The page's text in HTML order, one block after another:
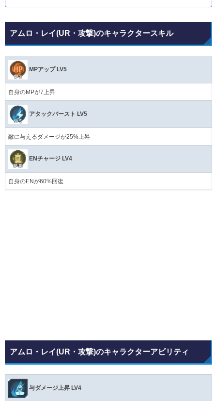
アムロ・レイ(UR・攻撃)のキャラクタースキル
MPアップ LV5
自身のMPが7上昇
アタックバースト LV5
敵に与えるダメージが25%上昇
ENチャージ LV4
自身のENが60%回復
アムロ・レイ(UR・攻撃)のキャラクターアビリティ
与ダメージ上昇 LV4